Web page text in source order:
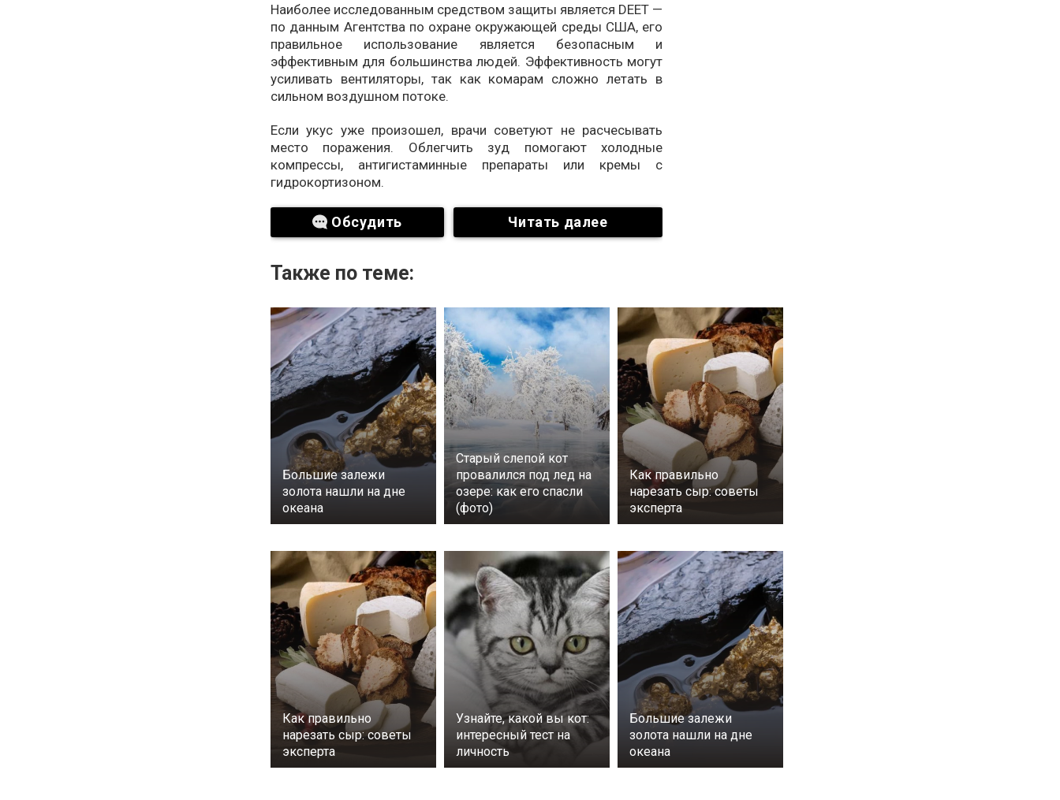
Наиболее исследованным средством защиты является DEET —
по данным Агентства по охране окружающей среды США, его
правильное использование является безопасным и
эффективным для большинства людей. Эффективность могут
усиливать вентиляторы, так как комарам сложно летать в
сильном воздушном потоке.
Если укус уже произошел, врачи советуют не расчесывать
место поражения. Облегчить зуд помогают холодные
компрессы, антигистаминные препараты или кремы с
гидрокортизоном.
Обсудить Читать далее
Также по теме:
Большие залежи
золота нашли на дне
океана
Старый слепой кот
провалился под лед на
озере: как его спасли
(фото)
Как правильно
нарезать сыр: советы
эксперта
Как правильно
нарезать сыр: советы
эксперта
Узнайте, какой вы кот:
интересный тест на
личность
Большие залежи
золота нашли на дне
океана